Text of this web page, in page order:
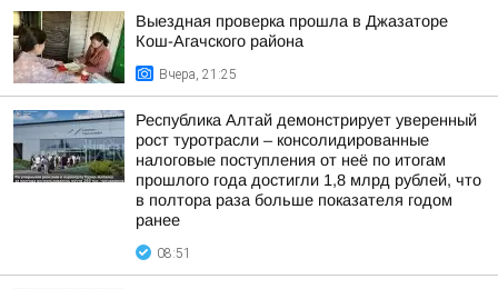
Выездная проверка прошла в Джазаторе
Кош-Агачского района
Вчера, 21:25
Республика Алтай демонстрирует уверенный
рост туротрасли – консолидированные
налоговые поступления от неё по итогам
прошлого года достигли 1,8 млрд рублей, что
в полтора раза больше показателя годом
ранее
08:51